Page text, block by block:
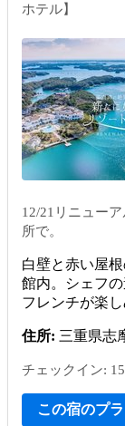
ホテル】
12/21リニュー
所で。
白壁と赤い屋
館内。シェフ
フレンチが楽
住所: 三重県志
チェックイン:
この宿のプ